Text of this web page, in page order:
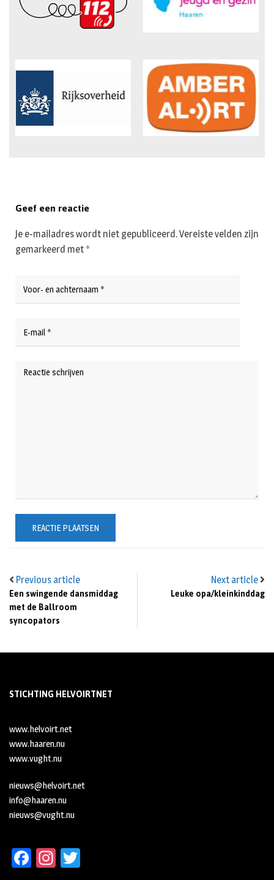
Previous article
Een swingende dansmiddag
met de Ballroom
syncopators
Next article
Leuke opa/kleinkinddag
Geef een reactie
Je e-mailadres wordt niet gepubliceerd.Vereiste velden zijn
gemarkeerd met *
STICHTING HELVOIRTNET
www.helvoirt.net
www.haaren.nu
www.vught.nu
nieuws@helvoirt.net
info@haaren.nu
nieuws@vught.nu
Fa In